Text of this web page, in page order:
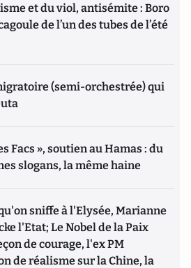
et du viol, antisémite : Boro
de l’un des tubes de l’été
(semi-orchestrée) qui
Facs », soutien au Hamas : du
slogans, la même haine
sniffe à l'Elysée, Marianne
l'Etat; Le Nobel de la Paix
de courage, l'ex PM
de réalisme sur la Chine, la